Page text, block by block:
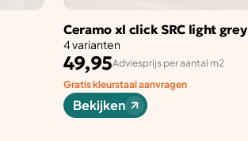
Ceramo xl click SRC light grey
4 varianten
49,95Adviesprijs per aantal m2
Gratis kleurstaal aanvragen
Bekijken